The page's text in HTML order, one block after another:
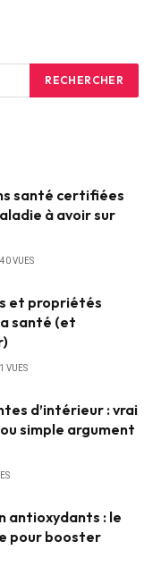
santé certifiées
à avoir sur
VUES
et propriétés
santé (et
VUES
d’intérieur : vrai
simple argument
antioxydants : le
pour booster